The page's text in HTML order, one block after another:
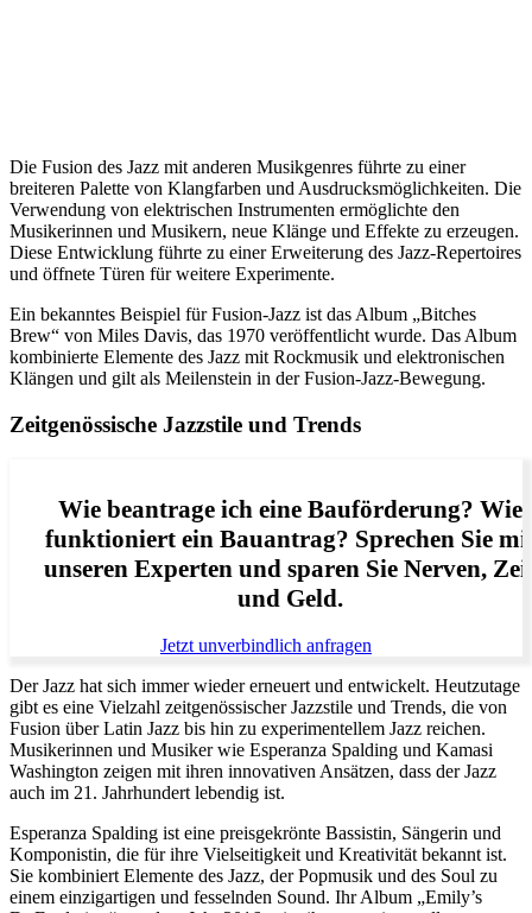
Die Fusion des Jazz mit anderen Musikgenres führte zu einer
breiteren Palette von Klangfarben und Ausdrucksmöglichkeiten. Die
Verwendung von elektrischen Instrumenten ermöglichte den
Musikerinnen und Musikern, neue Klänge und Effekte zu erzeugen.
Diese Entwicklung führte zu einer Erweiterung des Jazz-Repertoires
und öffnete Türen für weitere Experimente.
Ein bekanntes Beispiel für Fusion-Jazz ist das Album „Bitches
Brew“ von Miles Davis, das 1970 veröffentlicht wurde. Das Album
kombinierte Elemente des Jazz mit Rockmusik und elektronischen
Klängen und gilt als Meilenstein in der Fusion-Jazz-Bewegung.
Zeitgenössische Jazzstile und Trends
Wie beantrage ich eine Bauförderung? Wie
funktioniert ein Bauantrag? Sprechen Sie
unseren Experten und sparen Sie Nerven,
und Geld.
Jetzt unverbindlich anfragen
Der Jazz hat sich immer wieder erneuert und entwickelt. Heutzutage
gibt es eine Vielzahl zeitgenössischer Jazzstile und Trends, die von
Fusion über Latin Jazz bis hin zu experimentellem Jazz reichen.
Musikerinnen und Musiker wie Esperanza Spalding und Kamasi
Washington zeigen mit ihren innovativen Ansätzen, dass der Jazz
auch im 21. Jahrhundert lebendig ist.
Esperanza Spalding ist eine preisgekrönte Bassistin, Sängerin und
Komponistin, die für ihre Vielseitigkeit und Kreativität bekannt ist.
Sie kombiniert Elemente des Jazz, der Popmusik und des Soul zu
einem einzigartigen und fesselnden Sound. Ihr Album „Emily’s